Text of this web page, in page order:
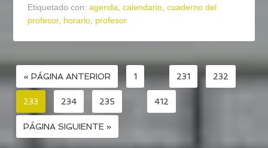
Etiquetado con:agenda,calendario,cuaderno del
profesor, horario, profesor
« PÁGINA ANTERIOR 1 231 232
233 234 235 … 412
PÁGINA SIGUIENTE »